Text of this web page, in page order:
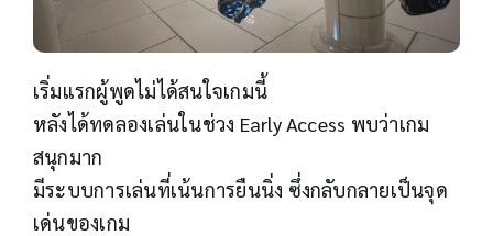
เริ่มแรกผู้พูดไม่ได้สนใจเกมนี้
หลังได้ทดลองเล่นในช่วง Early Access พบว่าเกม
สนุกมาก
มีระบบการเล่นที่เน้นการยืนนิ่ง ซึ่งกลับกลายเป็นจุด
เด่นของเกม